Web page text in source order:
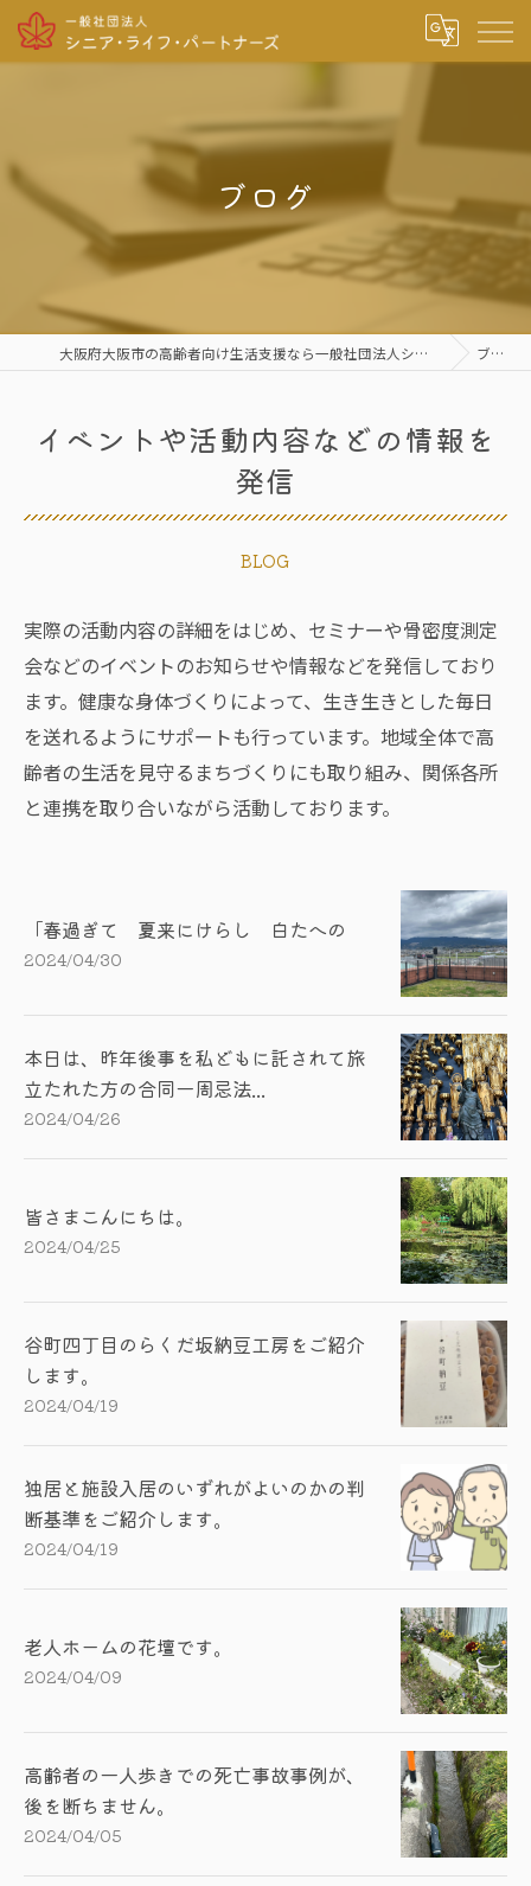
ブログ
大阪府大阪市の高齢者向け生活支援なら一般社団法人シニア・ライフ・パートナーズ ブログ
イベントや活動内容などの情報を
発信
BLOG
実際の活動内容の詳細をはじめ、セミナーや骨密度測定
会などのイベントのお知らせや情報などを発信しており
ます。健康な身体づくりによって、生き生きとした毎日
を送れるようにサポートも行っています。地域全体で高
齢者の生活を見守るまちづくりにも取り組み、関係各所
と連携を取り合いながら活動しております。
「春過ぎて 夏来にけらし 白たへの
2024/04/30
本日は、昨年後事を私どもに託されて旅
立たれた方の合同一周忌法...
2024/04/26
皆さまこんにちは。
2024/04/25
谷町四丁目のらくだ坂納豆工房をご紹介
します。
2024/04/19
独居と施設入居のいずれがよいのかの判
断基準をご紹介します。
2024/04/19
老人ホームの花壇です。
2024/04/09
高齢者の一人歩きでの死亡事故事例が、
後を断ちません。
2024/04/05